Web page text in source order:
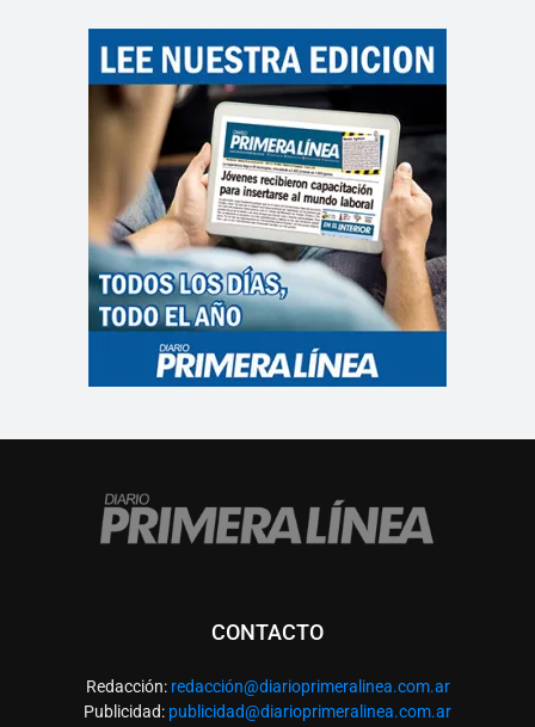
CONTACTO
Redacción: redacción@diarioprimeralinea.com.ar
Publicidad: publicidad@diarioprimeralinea.com.ar